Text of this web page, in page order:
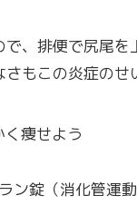
、排便で尻尾を
もこの炎症のせ
痩せよう
ン錠（消化管運